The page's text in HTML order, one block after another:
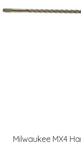
Milwaukee MX4